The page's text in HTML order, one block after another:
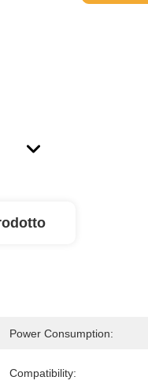
Power Consumption:
Compatibility: